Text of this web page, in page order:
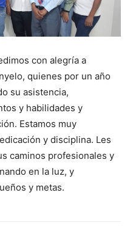
con alegría a
quienes por un año
su asistencia,
y habilidades y
Estamos muy
y disciplina. Les
caminos profesionales y
en la luz, y
y metas.